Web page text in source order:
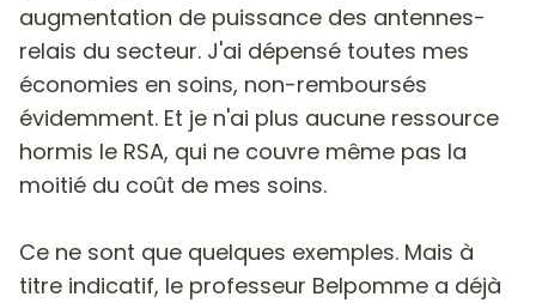
augmentation de puissance des antennes-
relais du secteur. J'ai dépensé toutes mes
économies en soins, non-remboursés
évidemment. Et je n'ai plus aucune ressource
hormis le RSA, qui ne couvre même pas la
moitié du coût de mes soins.
Ce ne sont que quelques exemples. Mais à
titre indicatif, le professeur Belpomme a déjà